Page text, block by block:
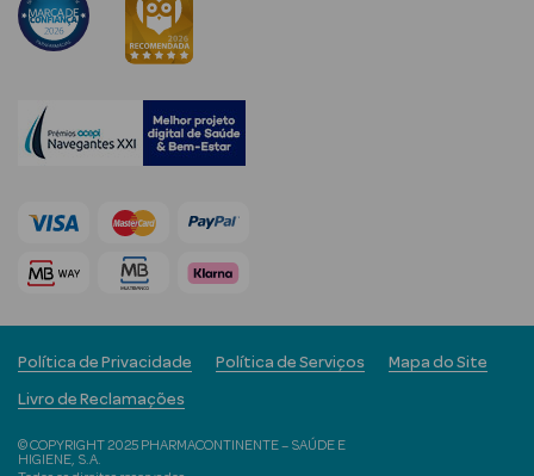
Ver Tudo
Rosto
Hidratantes
Séruns Faciais
Creme de Olhos
envelhecimento
© COPYRIGHT 2025 PHARMACONTINENTE – SAÚDE E
HIGIENE, S.A.
Política de Privacidade Política de Serviços Mapa do Site
Livro de Reclamações